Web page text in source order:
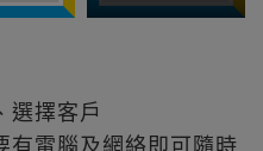
選擇客戶
有電腦及網絡即可隨時